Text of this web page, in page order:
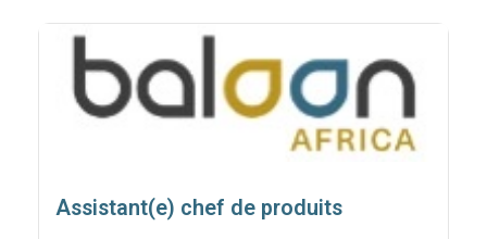
Assistant(e) chef de produits